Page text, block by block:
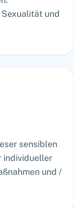
und
sensiblen
individueller
und /